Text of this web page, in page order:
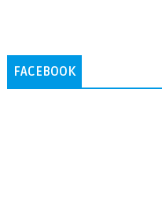
FACEBOOK